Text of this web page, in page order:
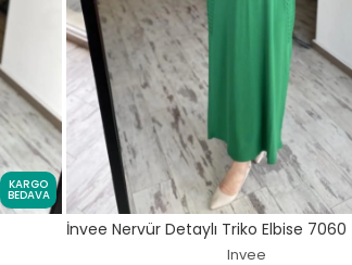
KARGO
BEDAVA
İnvee Nervür Detaylı Triko Elbise 7060
Invee